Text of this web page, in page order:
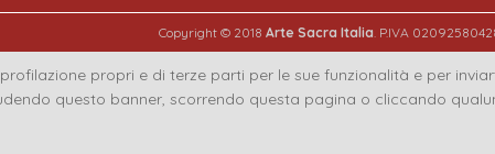
Copyright © 2018 Arte Sacra Italia. P.IVA
propri e di terze parti per le sue funzionalità e per
questo banner, scorrendo questa pagina o cliccando